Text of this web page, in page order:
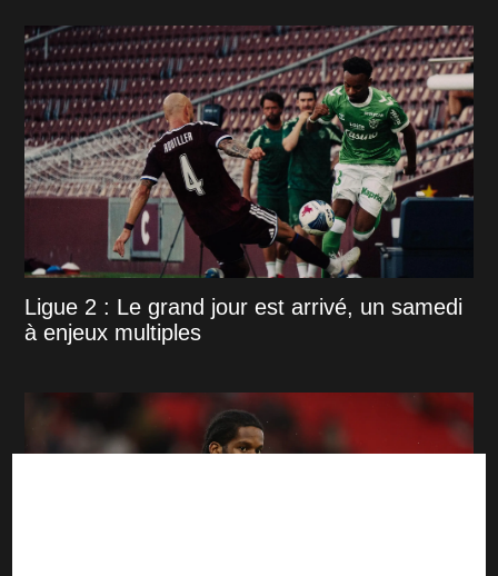
Ligue 2 : Le grand jour est arrivé, un samedi
à enjeux multiples